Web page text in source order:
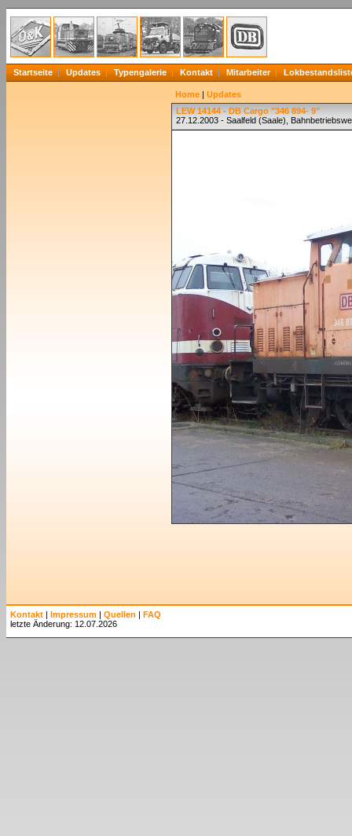
Startseite Updates Typengalerie Kontakt Mitarbeiter
Home | Updates
LEW 14144 - DB Cargo "346 894- 9"
27.12.2003 - Saalfeld (Saale),
Kontakt | Impressum | Quellen | FAQ
letzte Änderung: 12.07.2026